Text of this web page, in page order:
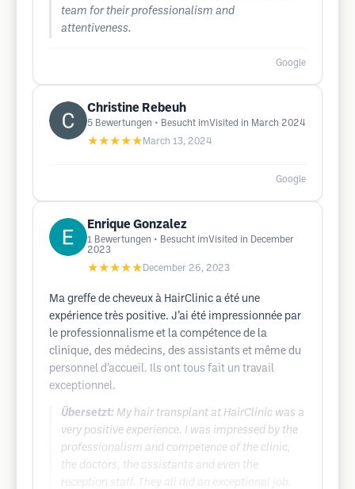
team for their professionalism and
attentiveness.
Google
Christine Rebeuh
5 Bewertungen • Besucht imVisited in March 2024
★★★★★ March 13, 2024
Google
Enrique Gonzalez
1 Bewertungen • Besucht imVisited in December
2023
★★★★★ December 26, 2023
Ma greffe de cheveux à HairClinic a été une
expérience très positive. J’ai été impressionnée par
le professionnalisme et la compétence de la
clinique, des médecins, des assistants et même du
personnel d’accueil. Ils ont tous fait un travail
exceptionnel.
Übersetzt: My hair transplant at HairClinic was a
very positive experience. I was impressed by the
professionalism and competence of the clinic,
the doctors, the assistants and even the
reception staff. They all did an exceptional job.